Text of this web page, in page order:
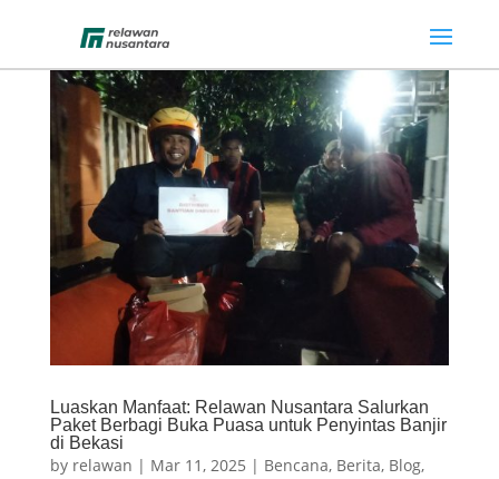
Luaskan Manfaat: Relawan Nusantara Salurkan
Paket Berbagi Buka Puasa untuk Penyintas Banjir
di Bekasi
by relawan | Mar 11, 2025 | Bencana, Berita, Blog,